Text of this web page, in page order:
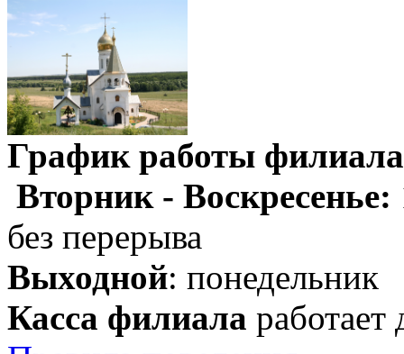
График работы
Вторник - Воскресенье:
без перерыва
Выходной: понедельник
Касса филиала работает